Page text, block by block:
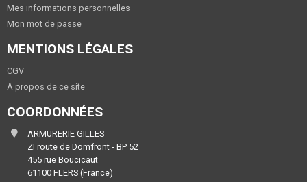
Mes informations personnelles
Mon mot de passe
MENTIONS LÉGALES
CGV
A propos de ce site
COORDONNÉES
ARMURERIE GILLES
ZI route de Domfront - BP 52
455 rue Boucicaut
61100 FLERS (France)